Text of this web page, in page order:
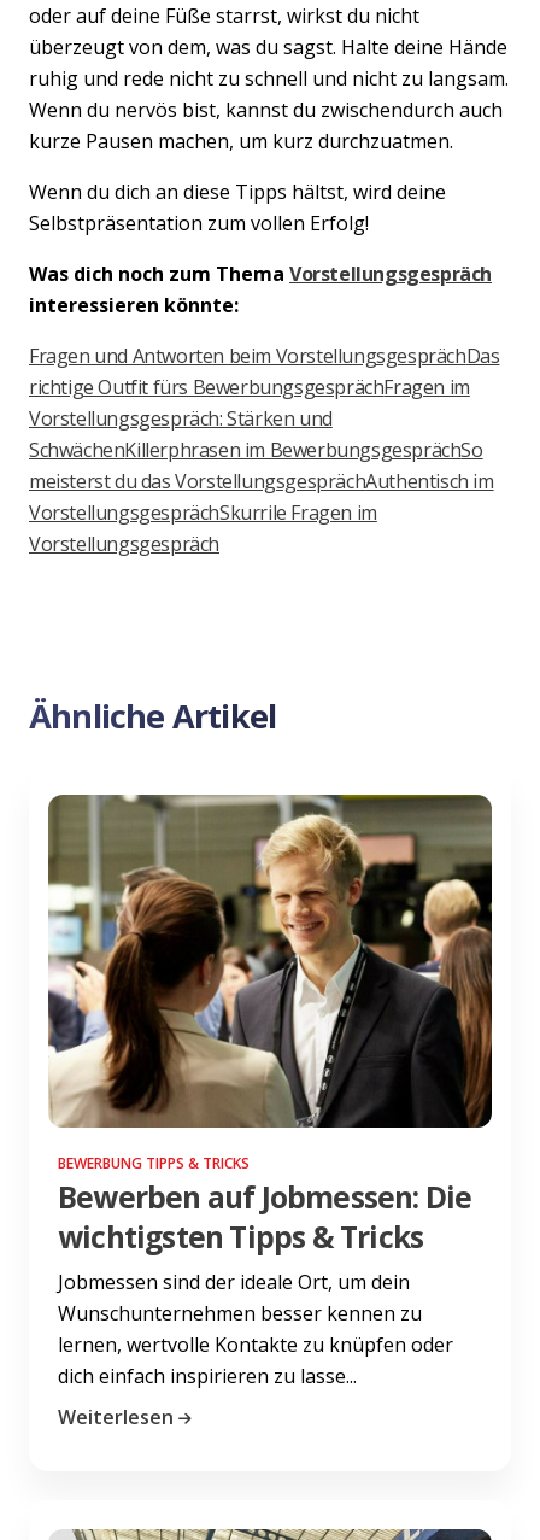
oder auf deine Füße starrst, wirkst du nicht
überzeugt von dem, was du sagst. Halte deine Hände
ruhig und rede nicht zu schnell und nicht zu langsam.
Wenn du nervös bist, kannst du zwischendurch auch
kurze Pausen machen, um kurz durchzuatmen.
Wenn du dich an diese Tipps hältst, wird deine
Selbstpräsentation zum vollen Erfolg!
Was dich noch zum Thema Vorstellungsgespräch
interessieren könnte:
Fragen und Antworten beim VorstellungsgesprächDas
richtige Outfit fürs BewerbungsgesprächFragen im
Vorstellungsgespräch: Stärken und
SchwächenKillerphrasen im BewerbungsgesprächSo
meisterst du das VorstellungsgesprächAuthentisch im
VorstellungsgesprächSkurrile Fragen im
Vorstellungsgespräch
Ähnliche Artikel
BEWERBUNG TIPPS & TRICKS
Bewerben auf Jobmessen: Die
wichtigsten Tipps & Tricks
Jobmessen sind der ideale Ort, um dein
Wunschunternehmen besser kennen zu
lernen, wertvolle Kontakte zu knüpfen oder
dich einfach inspirieren zu lasse...
Weiterlesen